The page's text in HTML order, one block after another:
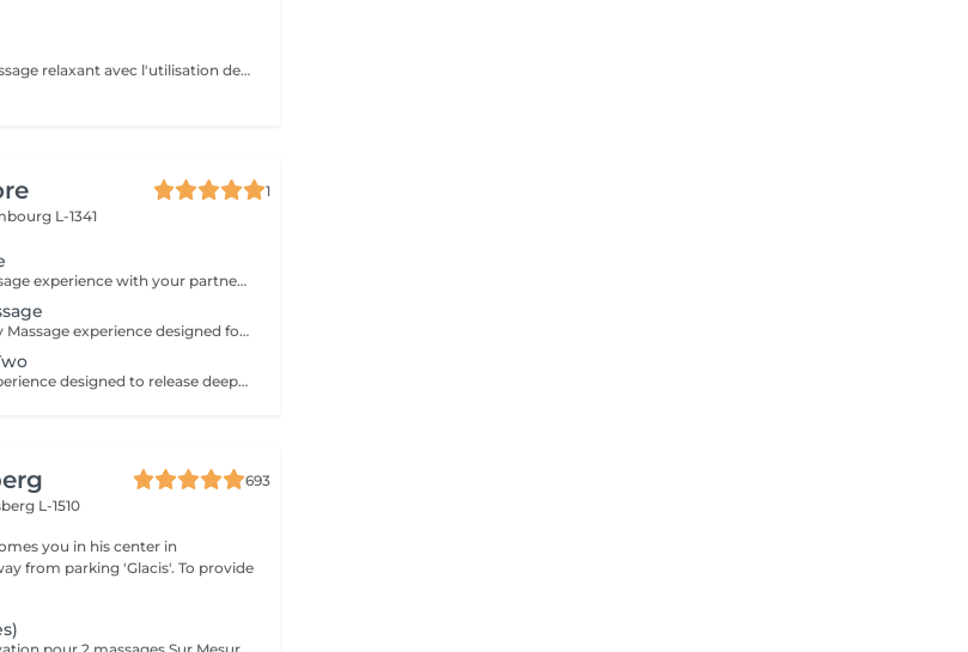
AromaTouch en duo est un massage relaxant avec l'utilisation des huiles essentielles DOTERRA
1
L-1341
Share a relaxing Hot Stone Massage experience with your partner, friend, or loved one. Smooth heated stones and warm oils help ease muscular tension while creating a calming and memorable wellness experience.
Enjoy a soothing Aromatherapy Massage experience designed for two. Carefully selected aromatic oils are combined with gentle, flowing massage techniques to create a deeply calming and enjoyable treatment. The natural fragrances help create a peaceful atmosphere, while the massage promotes relaxation and comfort. An ideal choice for couples, friends, or family members wishing to share a moment of tranquillity and well-being.
Share a focused therapeutic experience designed to release deep-seated tension and restore freedom of movement. Using slow, targeted pressure, this treatment works into deeper muscle layers and connective tissue, making it ideal for persistent tightness, physical strain, and active lifestyles.
693
L-1510
you in his center in
from parking 'Glacis'. To provide